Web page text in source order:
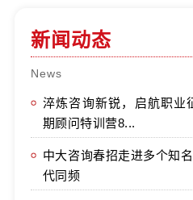
新闻动态
News
淬炼咨询新锐，启航职
期顾问特训营8...
中大咨询春招走进多个知
代同频